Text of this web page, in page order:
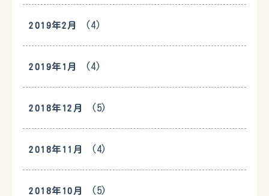
2019年2月 (4)
2019年1月 (4)
2018年12月 (5)
2018年11月 (4)
2018年10月 (5)